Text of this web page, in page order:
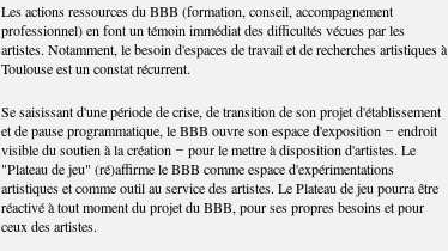
Les actions ressources du BBB (formation, conseil, accompagnement
professionnel) en font un témoin immédiat des difficultés vécues par les
artistes. Notamment, le besoin d'espaces de travail et de recherches artistiques à
Toulouse est un constat récurrent.
Se saisissant d'une période de crise, de transition de son projet d'établissement
et de pause programmatique, le BBB ouvre son espace d'exposition ̶ endroit
visible du soutien à la création ̶ pour le mettre à disposition d'artistes. Le
"Plateau de jeu" (ré)affirme le BBB comme espace d'expérimentations
artistiques et comme outil au service des artistes. Le Plateau de jeu pourra être
réactivé à tout moment du projet du BBB, pour ses propres besoins et pour
ceux des artistes.